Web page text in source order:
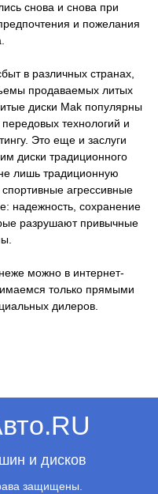
снова и снова при
и пожелания
в различных странах,
продаваемых литых
диски Mak популярны
технологий и
Это еще и заслуги
диски традиционного
лишь традиционную
агрессивные
надежность, сохранение
разрушают привычные
можно в интернет-
только прямыми
дилеров.
и дисков
защищены.